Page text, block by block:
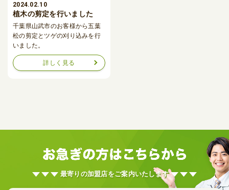
2024.02.10
植木の剪定を行いました
千葉県山武市のお客様から五葉
松の剪定とツゲの刈り込みを行
いました。
詳しく見る
最寄りの加盟店をご案内いたします